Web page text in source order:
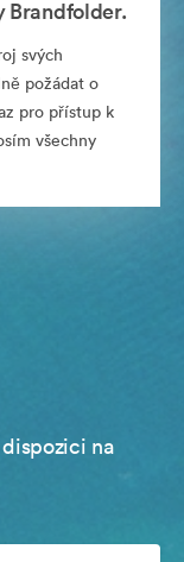
Brandfolder.
svých
požádat o
pro přístup k
všechny
na